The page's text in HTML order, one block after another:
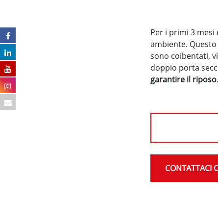
Per i primi 3
ambiente.
sono coibentati,
doppio porta
garantire il riposo.
CONTATTACI